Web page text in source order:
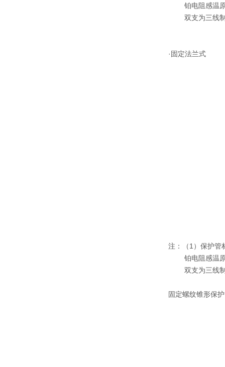
铂电阻感温原
双支为三线制
·固定法兰式
注：（1）保护管
铂电阻感温原
双支为三线制
固定螺纹锥形保